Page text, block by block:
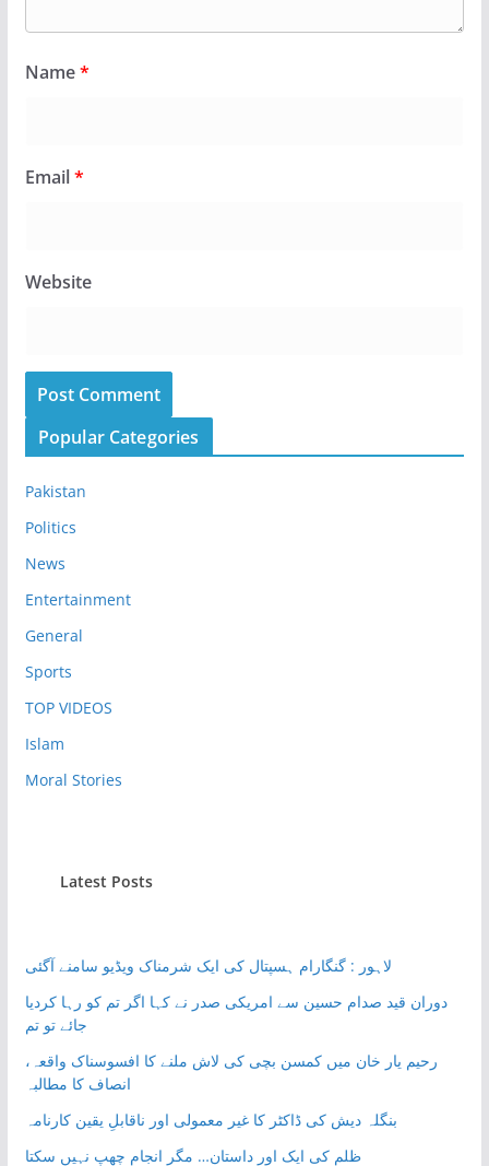
Name*
Email*
Website
Popular Categories
Pakistan
Politics
News
Entertainment
General
Sports
TOP VIDEOS
Islam
Moral Stories
Latest Posts
لاہور : گنگارام ہسپتال کی ایک شرمناک ویڈیو سامنے آگئی
دوران قید صدام حسین سے امریکی صدر نے کہا اگر تم کو رہا کردیا
جائے تو تم
رحیم یار خان میں کمسن بچی کی لاش ملنے کا افسوسناک واقعہ،
انصاف کا مطالبہ
بنگلہ دیش کی ڈاکٹر کا غیر معمولی اور ناقابلِ یقین کارنامہ
ظلم کی ایک اور داستان… مگر انجام چھپ نہیں سکتا